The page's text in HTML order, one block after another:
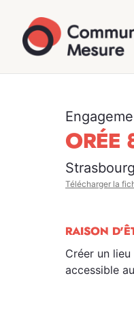
ORÉE
Télécharger la
RAISON
Créer un
accessible